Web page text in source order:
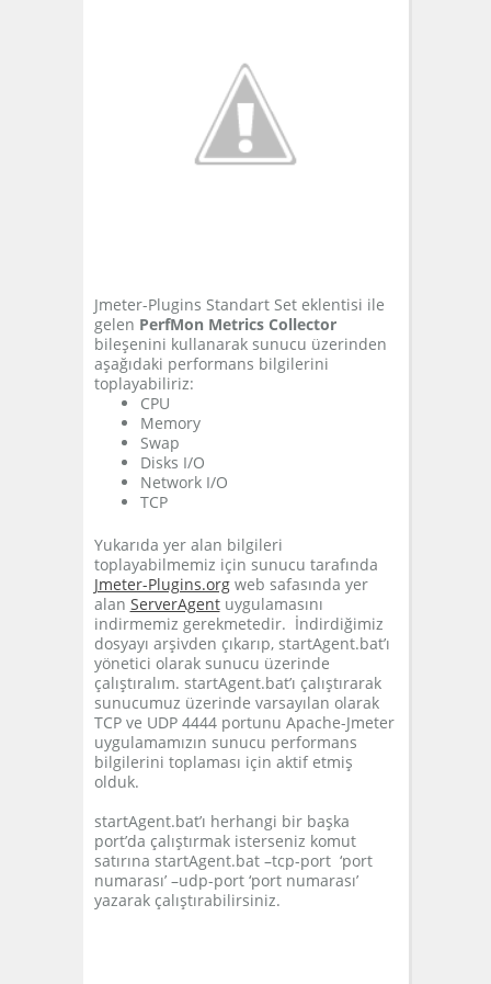
Jmeter-Plugins Standart Set eklentisi ile
gelen PerfMon Metrics Collector
bileşenini kullanarak sunucu üzerinden
aşağıdaki performans bilgilerini
toplayabiliriz:
CPU
Memory
Swap
Disks I/O
Network I/O
TCP
Yukarıda yer alan bilgileri
toplayabilmemiz için sunucu tarafında
Jmeter-Plugins.orgweb safasında yer
alan ServerAgentuygulamasını
indirmemiz gerekmetedir. İndirdiğimiz
dosyayı arşivden çıkarıp, startAgent.bat’ı
yönetici olarak sunucu üzerinde
çalıştıralım. startAgent.bat’ı çalıştırarak
sunucumuz üzerinde varsayılan olarak
TCP ve UDP 4444 portunu Apache-Jmeter
uygulamamızın sunucu performans
bilgilerini toplaması için aktif etmiş
olduk.
startAgent.bat’ı herhangi bir başka
port’da çalıştırmak isterseniz komut
satırına startAgent.bat –tcp-port ‘port
numarası’ –udp-port ‘port numarası’
yazarak çalıştırabilirsiniz.